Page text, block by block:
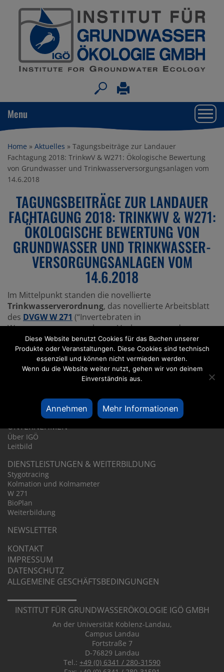
Menu
Home » Aktuelles » Tagungsbeiträge zur Landauer
Fachtagung 2018: TrinkwV & W271: Ökologische Bewertung
von Grundwasser und Trinkwasserversorgungsanlagen vom
14.6.2018
TAGUNGS­BEI­TRÄGE ZUR LANDAUER
FACHTA­GUNG 2018: TRINKWV & W271:
ÖKOLO­GI­SCHE BEWER­TUNG VON
GRUND­WASSER UND TRINK­WAS­SER­
VER­SOR­GUNGS­AN­LAGEN VOM
14.6.2018
Im Mittelpunkt standen die novellierte
Trinkwasserverordnung, das novellierte Arbeitsblatt
des DVGW W 271 (“Invertebraten in
Wasserversorgungsanlagen; Vorkommen und
Empfehlungen zum Umgang”) und neueste Ergebnisse
aus dem anwendungsorientierten Forschungsprojekt
GroundCare.
Hier können Sie die Tagungsbeiträge herunterladen
UNTER­NEHMEN
Über IGÖ
Leitbild
DIENST­LEIS­TUNGEN & WEITER­BIL­DUNG
Stygo­tra­cing
Kolma­tion und Kolma­meter
W 271
BioPlan
Weiter­bil­dung
NEWSLETTER
KONTAKT
IMPRESSUM
DATEN­SCHUTZ
ALLGE­MEINE GESCHÄFTS­BE­DIN­GUNGEN
INSTITUT FÜR GRUND­WASSER­ÖKOLOGIE IGÖ GMBH
An der Universität Koblenz-Landau,
Campus Landau
Fortstraße 7
D-76829 Landau
Tel.: +49 (0) 6341 / 280-31590
Diese Website benutzt Cookies für das Buchen unserer
Produkte oder Veranstaltungen. Diese Cookies sind technisch
essenziell und können nicht vermieden werden.
Wenn du die Website weiter nutzt, gehen wir von deinem
Einverständnis aus.
Annehmen Mehr Informationen